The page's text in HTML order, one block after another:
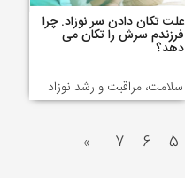
علت تکان دادن سر نوزاد. چرا
فرزندم سرش را تکان می
دهد؟
سلامت، مراقبت و رشد نوزاد
5
6
7
»